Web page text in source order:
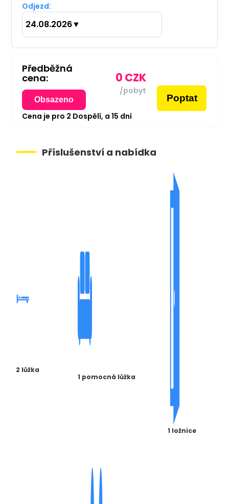
Odjezd:
24.08.2026▼
Předběžná
cena:
Obsazeno
0 CZK
/pobyt
Poptat
Cena je pro 2 Dospělí, a 15 dní
Příslušenství a nabídka
2 lůžka
1 pomocná lůžka
1 ložnice